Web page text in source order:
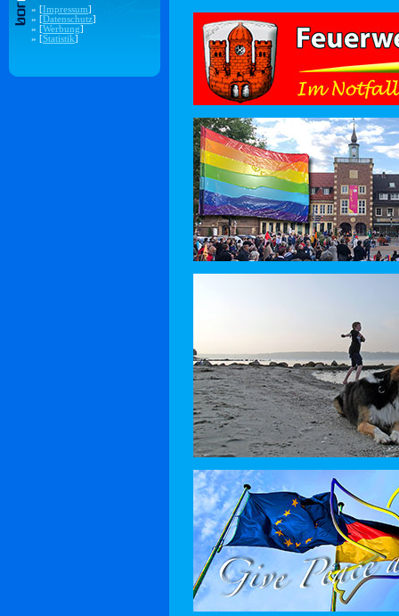
» [Impressum]
» [Datenschutz]
» [Werbung]
» [Statistik]